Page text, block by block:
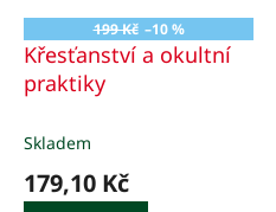
199 Kč –10 %
Křesťanství a okultní
praktiky
Skladem
179,10 Kč